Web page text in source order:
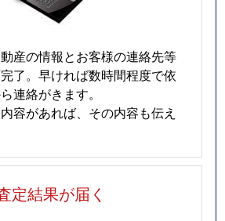
産の情報とお客様の連絡先等
了。早ければ数時間程度で依
連絡がきます。
容があれば、その内容も伝え
定結果が届く